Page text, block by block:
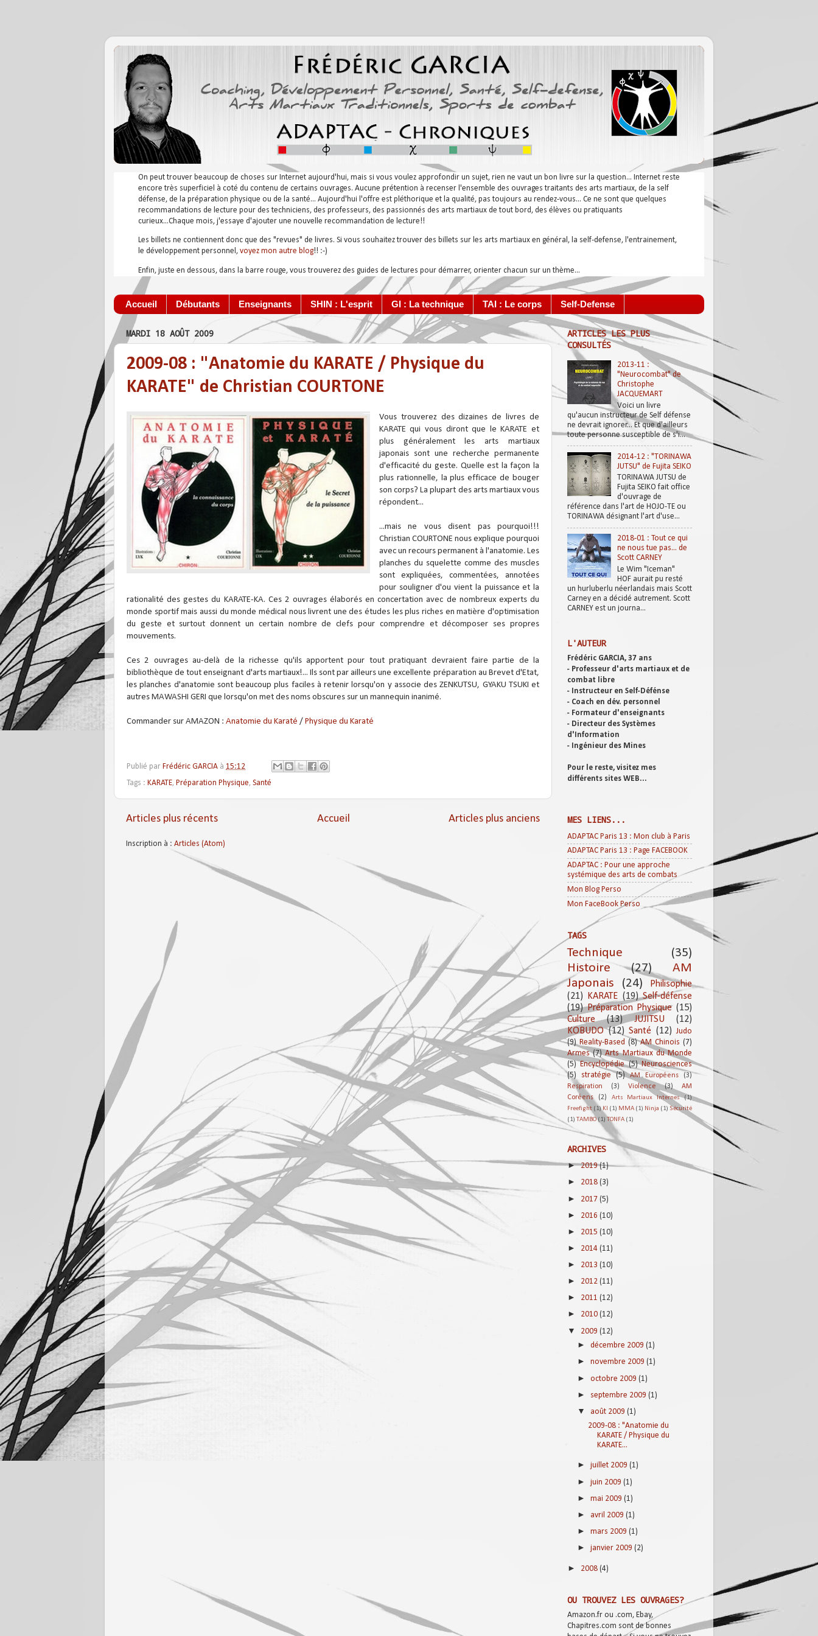
On peut trouver beaucoup de choses sur Internet aujourd'hui, mais si vous voulez approfondir un sujet, rien ne vaut un bon livre sur la question... Internet reste
encore très superficiel à coté du contenu de certains ouvrages. Aucune prétention à recenser l'ensemble des ouvrages traitants des arts martiaux, de la self
défense, de la préparation physique ou de la santé... Aujourd'hui l'offre est pléthorique et la qualité, pas toujours au rendez-vous... Ce ne sont que quelques
recommandations de lecture pour des techniciens, des professeurs, des passionnés des arts martiaux de tout bord, des élèves ou pratiquants
curieux...Chaque mois, j'essaye d'ajouter une nouvelle recommandation de lecture!!
Les billets ne contiennent donc que des "revues" de livres. Si vous souhaitez trouver des billets sur les arts martiaux en général, la self-defense, l'entrainement,
le développement personnel, voyez mon autre blog!! :-)
Enfin, juste en dessous, dans la barre rouge, vous trouverez des guides de lectures pour démarrer, orienter chacun sur un thème...
Accueil Débutants Enseignants SHIN : L'esprit GI : La technique TAI : Le corps Self-Defense
MARDI 18 AOÛT 2009
2009-08 : "Anatomie du KARATE / Physique du
KARATE" de Christian COURTONE
Vous trouverez des dizaines de livres de
KARATE qui vous diront que le KARATE et
plus généralement les arts martiaux
japonais sont une recherche permanente
d'efficacité du geste. Quelle est la façon la
plus rationnelle, la plus efficace de bouger
son corps? La plupart des arts martiaux vous
répondent...
...mais ne vous disent pas pourquoi!!!
Christian COURTONE nous explique pourquoi
avec un recours permanent à l'anatomie. Les
planches du squelette comme des muscles
sont expliquées, commentées, annotées
pour souligner d'ou vient la puissance et la
rationalité des gestes du KARATE-KA. Ces 2 ouvrages élaborés en concertation avec de nombreux experts du
monde sportif mais aussi du monde médical nous livrent une des études les plus riches en matière d'optimisation
du geste et surtout donnent un certain nombre de clefs pour comprendre et décomposer ses propres
mouvements.
Ces 2 ouvrages au-delà de la richesse qu'ils apportent pour tout pratiquant devraient faire partie de la
bibliothèque de tout enseignant d'arts martiaux!... Ils sont par ailleurs une excellente préparation au Brevet d'Etat,
les planches d'anatomie sont beaucoup plus faciles à retenir lorsqu'on y associe des ZENKUTSU, GYAKU TSUKI et
autres MAWASHI GERI que lorsqu'on met des noms obscures sur un mannequin inanimé.
Commander sur AMAZON : Anatomie du Karaté / Physique du Karaté
Publié par Frédéric GARCIA à 15:12
Tags : KARATE, Préparation Physique, Santé
Articles plus récents Articles plus anciens
Accueil
Inscription à : Articles (Atom)
ARTICLES LES PLUS
CONSULTÉS
2013-11 :
"Neurocombat" de
Christophe
JACQUEMART
Voici un livre
qu'aucun instructeur de Self défense
ne devrait ignorer... Et que d'ailleurs
toute personne susceptible de s'i...
2014-12 : "TORINAWA
JUTSU" de Fujita SEIKO
TORINAWA JUTSU de
Fujita SEIKO fait office
d'ouvrage de
référence dans l'art de HOJO-TE ou
TORINAWA désignant l'art d'use...
2018-01 : Tout ce qui
ne nous tue pas... de
Scott CARNEY
Le Wim "Iceman"
HOF aurait pu resté
un hurluberlu néerlandais mais Scott
Carney en a décidé autrement. Scott
CARNEY est un journa...
L'AUTEUR
Frédéric GARCIA, 37 ans
- Professeur d'arts martiaux et de
combat libre
- Instructeur en Self-Défénse
- Coach en dév. personnel
- Formateur d'enseignants
- Directeur des Systèmes
d'Information
- Ingénieur des Mines
Pour le reste, visitez mes
différents sites WEB...
MES LIENS...
ADAPTAC Paris 13 : Mon club à Paris
ADAPTAC Paris 13 : Page FACEBOOK
ADAPTAC : Pour une approche
systémique des arts de combats
Mon Blog Perso
Mon FaceBook Perso
TAGS
Technique
(35)
Histoire
(27)
AM
Japonais
(24)
Philisophie
(21)
KARATE (19) Self-défense
(19) Préparation Physique (15)
Culture
(13) JUJITSU
(12)
KOBUDO (12) Santé (12)
Judo
(9) Reality-Based (8) AM Chinois (7)
Armes (7) Arts Martiaux du Monde
(5) Encyclopédie (5) Neurosciences
(5)
stratégie (5) AM Européens
(3)
Respiration
(3) Violence (3)
AM
Coréens
(2) Arts Martiaux Internes
(1)
Freefight (1) KI (1) MMA (1) Ninja (1) Sécurité
(1) TAMBO(1) TONFA (1)
ARCHIVES
►2019(1)
► 2018 (3)
► 2017 (5)
► 2016 (10)
► 2015 (10)
► 2014 (11)
► 2013 (10)
► 2012 (11)
► 2011 (12)
► 2010 (12)
▼ 2009 (12)
►décembre 2009(1)
►novembre 2009(1)
►octobre 2009(1)
► septembre 2009(1)
▼ août 2009(1)
2009-08 : "Anatomie du
KARATE / Physique du
KARATE...
►juillet 2009(1)
►juin 2009(1)
►mai 2009(1)
► avril 2009(1)
►mars 2009(1)
►janvier 2009(2)
► 2008 (4)
OU TROUVEZ LES OUVRAGES?
Amazon.fr ou .com, Ebay,
Chapitres.com sont de bonnes